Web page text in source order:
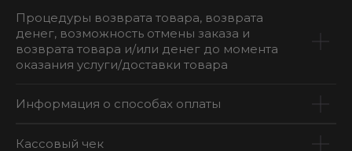
Процедуры возврата товара, возврата
денег, возможность отмены заказа и
возврата товара и/или денег до момента
оказания услуги/доставки товара
Информация о способах оплаты
Кассовый чек